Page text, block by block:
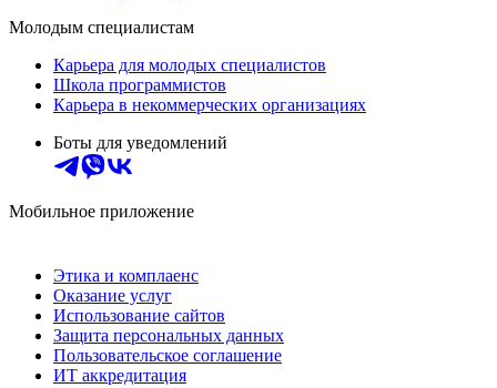
Молодым специалистам
Карьера для молодых специалистов
Школа программистов
Карьера в некоммерческих организациях
Боты для уведомлений
Мобильное приложение
Этика и комплаенс
Оказание услуг
Использование сайтов
Защита персональных данных
Пользовательское соглашение
ИТ аккредитация